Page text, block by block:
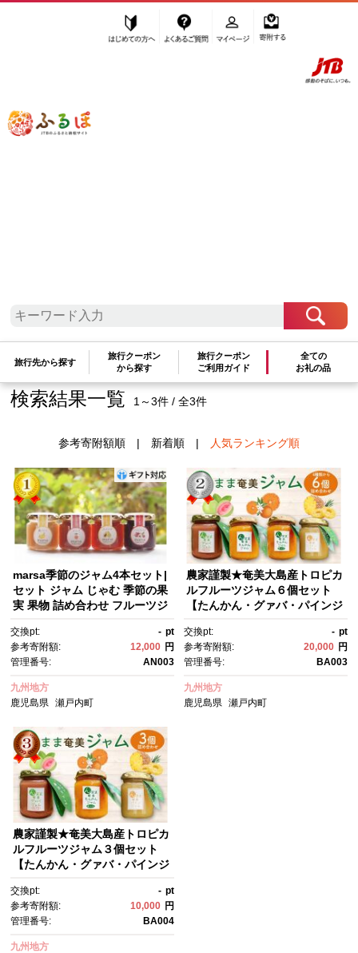
ふるぽ JTBのふるさと納税サイト
旅行先から探す
旅行クーポン
から探す
旅行クーポン
ご利用ガイド
全ての
お礼の品
その他ジャム
検索結果一覧 1～3件 / 全3件
参考寄附額順| 新着順| 人気ランキング順
marsa季節のジャム4本セット|
セット ジャム じゃむ 季節の果
実 果物 詰め合わせ フルーツジ
交換pt: - pt
参考寄附額:
12,000 円
管理番号:
AN003
九州地方
鹿児島県
瀬戸内町
農家謹製★奄美大島産トロピカ
ルフルーツジャム６個セット
【たんかん・グァバ・パインジ
交換pt: - pt
参考寄附額:
20,000 円
管理番号:
BA003
九州地方
鹿児島県 瀬戸内町
農家謹製★奄美大島産トロピカ
ルフルーツジャム３個セット
【たんかん・グァバ・パインジ
交換pt: - pt
参考寄附額:
10,000 円
管理番号:
BA004
九州地方